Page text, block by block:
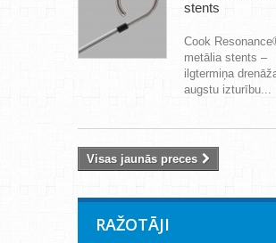
stents
Cook
metālia stents –
ilgtermiņa
augstu izturību...
Visas jaunās preces
RAŽOTĀJI